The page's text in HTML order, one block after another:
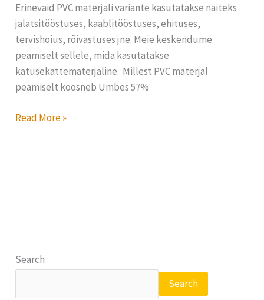
Erinevaid PVC materjali variante kasutatakse näiteks
jalatsitööstuses, kaablitööstuses, ehituses,
tervishoius, rõivastuses jne. Meie keskendume
peamiselt sellele, mida kasutatakse
katusekattematerjaline. Millest PVC materjal
peamiselt koosneb Umbes 57%
Read More »
Search
Search